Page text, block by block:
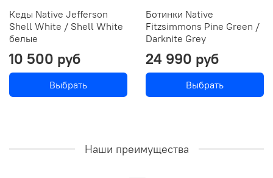
Кеды Native Jefferson
Shell White / Shell White
белые
10 500 руб
Выбрать
Ботинки Native
Fitzsimmons Pine Green /
Darknite Grey
24 990 руб
Выбрать
Наши преимущества